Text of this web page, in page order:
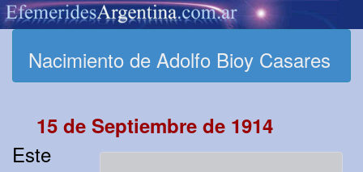
Nacimiento de Adolfo Bioy Casares
15 de Septiembre de 1914
Este